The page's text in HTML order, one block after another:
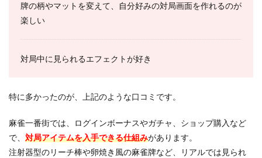
牌の柄やマットを変えて、自分好みの対局画面を作れるのが
楽しい
対局中に見られるエフェクトが好き
特に多かったのが、上記のような口コミです。
麻雀一番街では、ログインボーナスやガチャ、ショップ購入など
で、 対局アイテムを入手できる仕組みがあります。
注射器型のリーチ棒や卵焼き風の麻雀牌など、リアルでは見られ